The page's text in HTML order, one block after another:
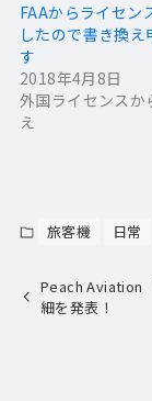
FAAからライセン
したので書き換え
す
2018年4月8日
外国ライセンスか
え
旅客機 日常
Peach Aviation
細を発表！